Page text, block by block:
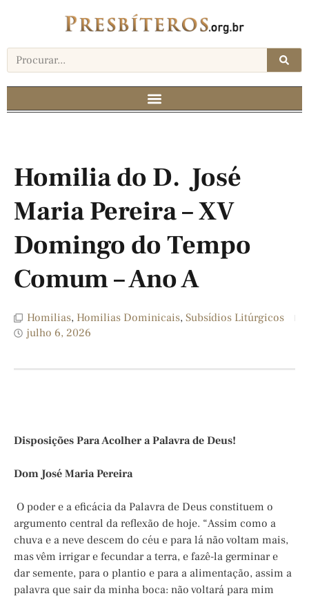
Homilia do D. José
Maria Pereira – XV
Domingo do Tempo
Comum – Ano A
Homilias, Homilias Dominicais, Subsídios Litúrgicos
julho 6, 2026
Disposições Para Acolher a Palavra de Deus!
Dom José Maria Pereira
O poder e a eficácia da Palavra de Deus constituem o
argumento central da reflexão de hoje. “Assim como a
chuva e a neve descem do céu e para lá não voltam mais,
mas vêm irrigar e fecundar a terra, e fazê-la germinar e
dar semente, para o plantio e para a alimentação, assim a
palavra que sair da minha boca: não voltará para mim